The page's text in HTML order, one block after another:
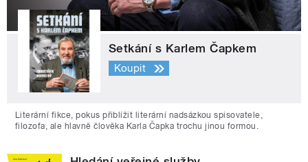
Setkání s Karlem Čapkem
Koupit
Literární fikce, pokus přiblížit literární nadsázkou spisovatele,
filozofa, ale hlavně člověka Karla Čapka trochu jinou formou.